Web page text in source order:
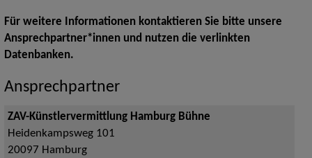
Für weitere Informationen kontaktieren Sie bitte unsere
Ansprechpartner*innen und nutzen die verlinkten
Datenbanken.
Ansprechpartner
ZAV-Künstlervermittlung Hamburg Bühne
Heidenkampsweg 101
20097 Hamburg